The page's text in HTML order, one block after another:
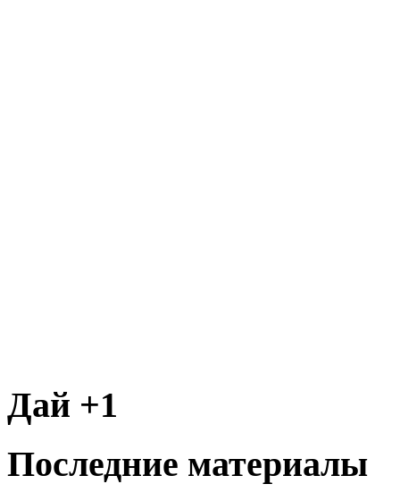
Дай +1
Последние материалы